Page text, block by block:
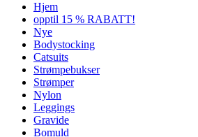
Hjem
opptil 15 % RABATT!
Nye
Bodystocking
Catsuits
Strømpebukser
Strømper
Nylon
Leggings
Gravide
Bomuld